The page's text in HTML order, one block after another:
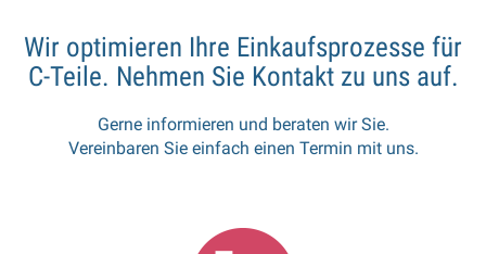
Wir optimieren Ihre Einkaufsprozesse für
C-Teile. Nehmen Sie Kontakt zu uns auf.
Gerne informieren und beraten wir Sie.
Vereinbaren Sie einfach einen Termin mit uns.